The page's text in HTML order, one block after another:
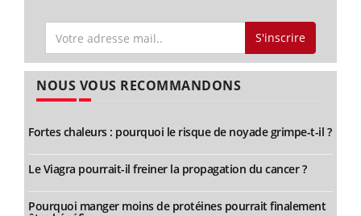
S'inscrire
NOUS VOUS RECOMMANDONS
Fortes chaleurs : pourquoi le risque de noyade grimpe-t-il ?
Le Viagra pourrait-il freiner la propagation du cancer ?
Pourquoi manger moins de protéines pourrait finalement